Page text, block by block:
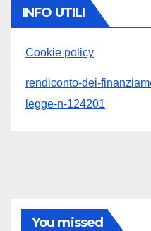
INFO UTILI
Cookie policy
rendiconto-dei-
legge-n-124201
You missed